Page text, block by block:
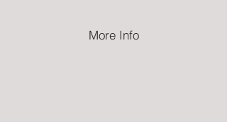
More Info